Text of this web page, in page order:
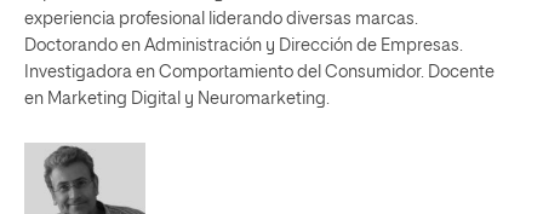
experiencia profesional liderando diversas marcas.
Doctorando en Administración y Dirección de Empresas.
Investigadora en Comportamiento del Consumidor. Docente
en Marketing Digital y Neuromarketing.